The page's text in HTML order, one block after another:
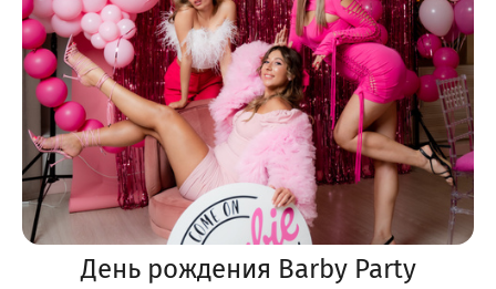
День рождения Barby Party